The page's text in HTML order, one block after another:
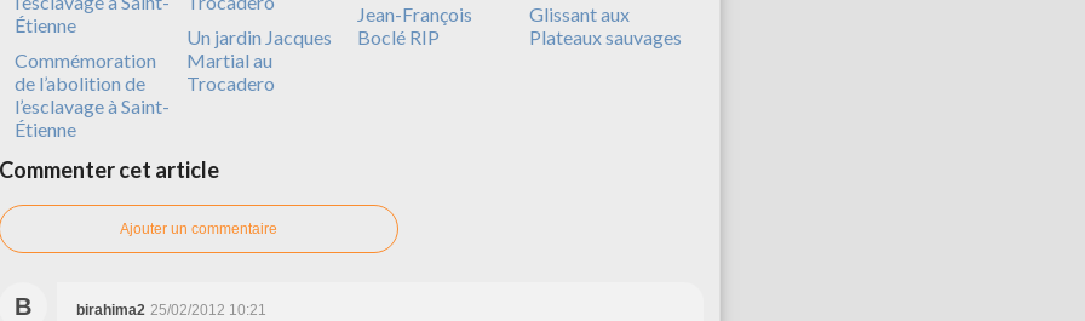
Commémoration
de l’abolition de
l’esclavage à Saint-
Étienne
Un jardin Jacques
Martial au
Trocadero
Jean-François
Boclé RIP
Glissant aux
Plateaux sauvages
Commenter cet article
Ajouter un commentaire
B birahima2 25/02/2012 10:21